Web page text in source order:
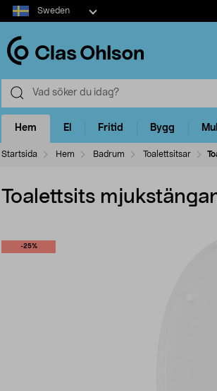
Select
market
Sweden
Hem El Fritid Bygg
Startsida Hem Badrum Toalettsitsar
Toalettsits
-25%